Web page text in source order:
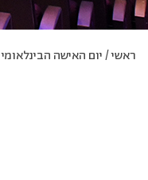
ראשי/יום האישה הבינלאומי 2026